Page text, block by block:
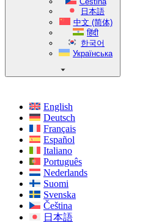
日本語
中文 (简体)
हिंदी
한국어
Українська
English
Deutsch
Français
Español
Italiano
Português
Nederlands
Suomi
Svenska
Čeština
日本語